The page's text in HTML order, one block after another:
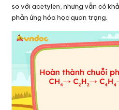
so với acetylen, nhưng vẫn có
phản ứng hóa học quan trọng.